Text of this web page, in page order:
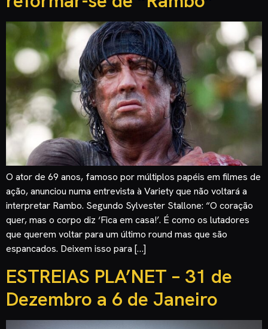
O ator de 69 anos, famoso por múltiplos papéis em filmes de
ação, anunciou numa entrevista à Variety que não voltará a
interpretar Rambo. Segundo Sylvester Stallone: “O coração
quer, mas o corpo diz ‘Fica em casa!’. É como os lutadores
que querem voltar para um último round mas que são
espancados. Deixem isso para […]
ESTREIAS PLA’NET – 31 de
Dezembro a 6 de Janeiro